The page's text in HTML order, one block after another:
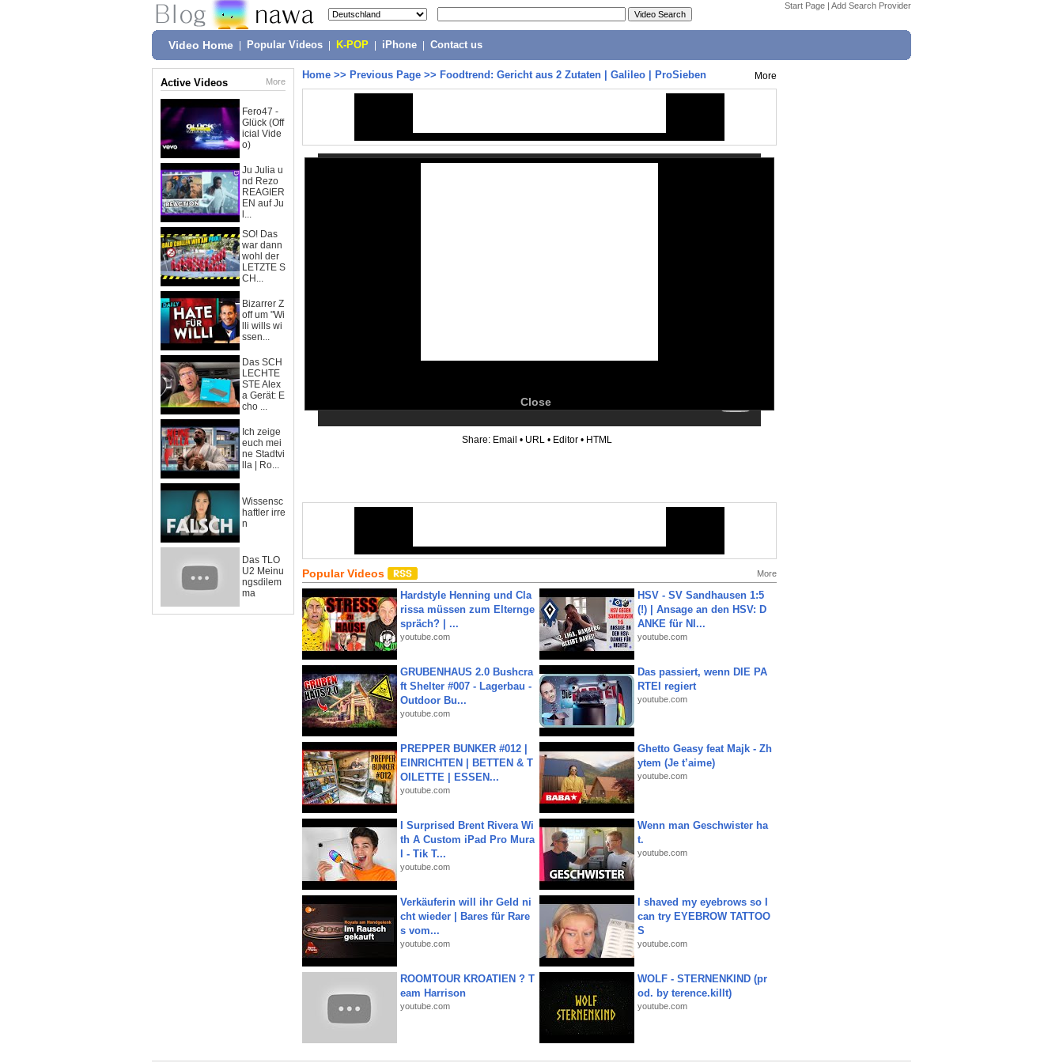
Start Page | Add Search Provider
Video Home Popular Videos K-POP iPhone Contact us
Active Videos More
Fero47 -
Glück (Off
icial Vide
o)
Ju Julia u
nd Rezo
REAGIER
EN auf Ju
l...
SO! Das
war dann
wohl der
LETZTE S
CH...
Bizarrer Z
off um "Wi
lli wills wi
ssen...
Das SCH
LECHTE
STE Alex
a Gerät: E
cho ...
Ich zeige
euch mei
ne Stadtvi
lla | Ro...
Wissensc
haftler irre
n
Das TLO
U2 Meinu
ngsdilem
ma
Home >> Previous Page >> Foodtrend: Gericht aus 2 Zutaten | Galileo | ProSieben More
Close
Share: Email • URL • Editor • HTML
Popular Videos More
Hardstyle Henning und Cla
rissa müssen zum Elternge
spräch? | ...
youtube.com
HSV - SV Sandhausen 1:5
(!) | Ansage an den HSV: D
ANKE für NI...
youtube.com
GRUBENHAUS 2.0 Bushcra
ft Shelter #007 - Lagerbau -
Outdoor Bu...
youtube.com
Das passiert, wenn DIE PA
RTEI regiert
youtube.com
PREPPER BUNKER #012 |
EINRICHTEN | BETTEN & T
OILETTE | ESSEN...
youtube.com
Ghetto Geasy feat Majk - Zh
ytem (Je t’aime)
youtube.com
I Surprised Brent Rivera Wi
th A Custom iPad Pro Mura
l - Tik T...
youtube.com
Wenn man Geschwister ha
t.
youtube.com
Verkäuferin will ihr Geld ni
cht wieder | Bares für Rare
s vom...
youtube.com
I shaved my eyebrows so I
can try EYEBROW TATTOO
S
youtube.com
ROOMTOUR KROATIEN ? T
eam Harrison
youtube.com
WOLF - STERNENKIND (pr
od. by terence.killt)
youtube.com